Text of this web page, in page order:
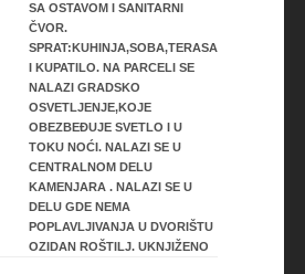
SA OSTAVOM I SANITARNI
ČVOR.
SPRAT:KUHINJA,SOBA,TERASA
I KUPATILO. NA PARCELI SE
NALAZI GRADSKO
OSVETLJENJE,KOJE
OBEZBEĐUJE SVETLO I U
TOKU NOĆI. NALAZI SE U
CENTRALNOM DELU
KAMENJARA . NALAZI SE U
DELU GDE NEMA
POPLAVLJIVANJA U DVORIŠTU
OZIDAN ROŠTILJ. UKNJIŽENO